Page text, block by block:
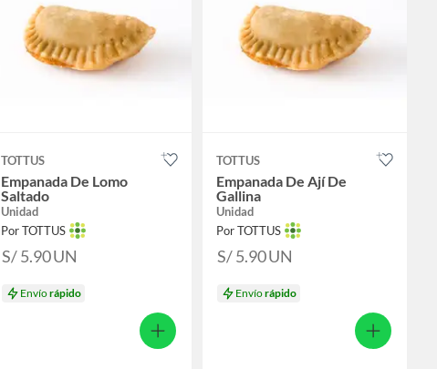
TOTTUS
Empanada De Lomo
Saltado
Unidad
Por TOTTUS
S/ 5.90UN
Envíorápido
TOTTUS
Empanada De Ají De
Gallina
Unidad
Por TOTTUS
S/ 5.90UN
Envíorápido